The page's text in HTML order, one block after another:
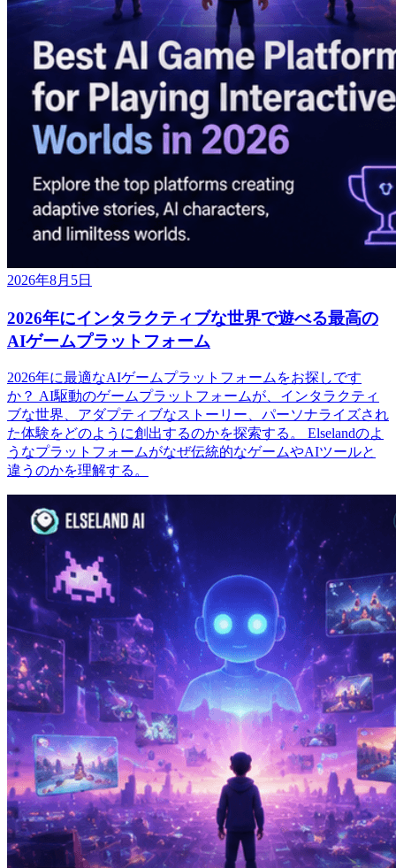
2026年8月5日
2026年にインタラクティブな世界で遊べる最高の
AIゲームプラットフォーム
2026年に最適なAIゲームプラットフォームをお探しです
か？ AI駆動のゲームプラットフォームが、インタラクティ
ブな世界、アダプティブなストーリー、パーソナライズされ
た体験をどのように創出するのかを探索する。 Elselandのよ
うなプラットフォームがなぜ伝統的なゲームやAIツールと
違うのかを理解する。